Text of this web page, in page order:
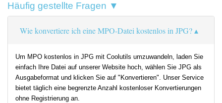
Häufig gestellte Fragen ▼
Wie konvertiere ich eine MPO-Datei kostenlos in JPG?
Um MPO kostenlos in JPG mit Coolutils umzuwandeln, laden Sie
einfach Ihre Datei auf unserer Website hoch, wählen Sie JPG als
Ausgabeformat und klicken Sie auf "Konvertieren". Unser Service
bietet täglich eine begrenzte Anzahl kostenloser Konvertierungen
ohne Registrierung an.